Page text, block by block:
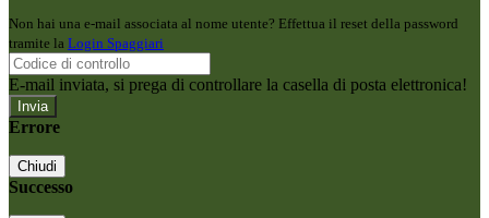
Non hai una e-mail associata al nome utente? Effettua il reset della password
tramite la Login Spaggiari
E-mail inviata, si prega di controllare la casella di posta elettronica!
Errore
Chiudi
Successo